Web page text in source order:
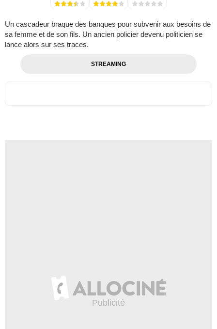
Un cascadeur braque des banques pour subvenir aux besoins de
sa femme et de son fils. Un ancien policier devenu politicien se
lance alors sur ses traces.
STREAMING